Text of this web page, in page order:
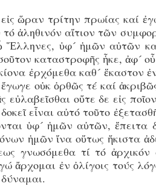
ὥραν τρίτην πρωίας καί
ἀληθινόν αἴτιον τῶν
ὑφ´ ἡμῶν αὐτῶν
καταστροφῆς ἧκε, ἀφ´
ἐρχόμεθα καθ´ ἕκαστον
οὐκ ὀρθῶς τέ καί
οὔτε δε εἰς
εἶναι αὐτό τοῦτο
ὑφ´ ἡμῶν αὐτῶν, ἔπειτα
ἡμῶν ἴνα οὕτως ἥκιστα
γνωσόμεθα τί τό ἀρχικόν
ἄρχομαι ἐν ὀλίγοις τούς